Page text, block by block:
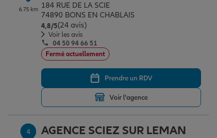
Assurance scolaire
Protection juridique
Tous nos devis d'assurance
6.75 km 184 RUE DE LA SCIE
74890 BONS EN CHABLAIS
4,8/5Note de 4.8 sur 5
(24 avis)
Voir les avis
04 50 94 66 51
Fermé actuellement
Prendre un RDV
Voir l'agence
4 AGENCE SCIEZ SUR LEMAN